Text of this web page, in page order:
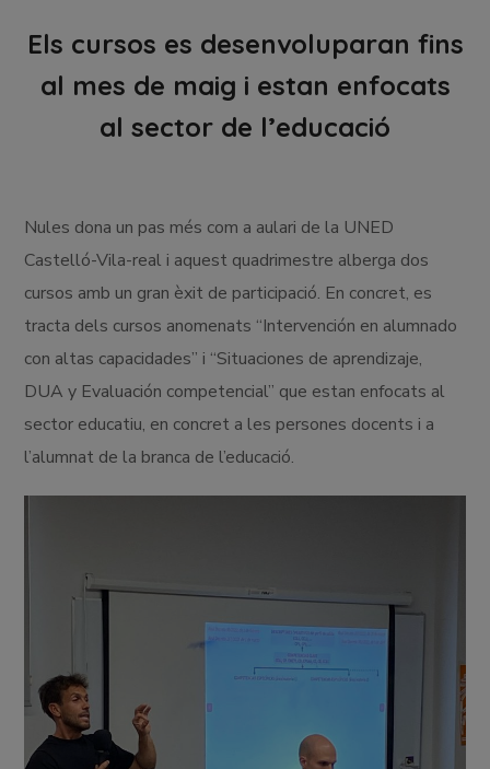
Els cursos es desenvoluparan fins
al mes de maig i estan enfocats
al sector de l’educació
Nules dona un pas més com a aulari de la UNED
Castelló-Vila-real i aquest quadrimestre alberga dos
cursos amb un gran èxit de participació. En concret, es
tracta dels cursos anomenats “Intervención en alumnado
con altas capacidades” i “Situaciones de aprendizaje,
DUA y Evaluación competencial” que estan enfocats al
sector educatiu, en concret a les persones docents i a
l’alumnat de la branca de l’educació.